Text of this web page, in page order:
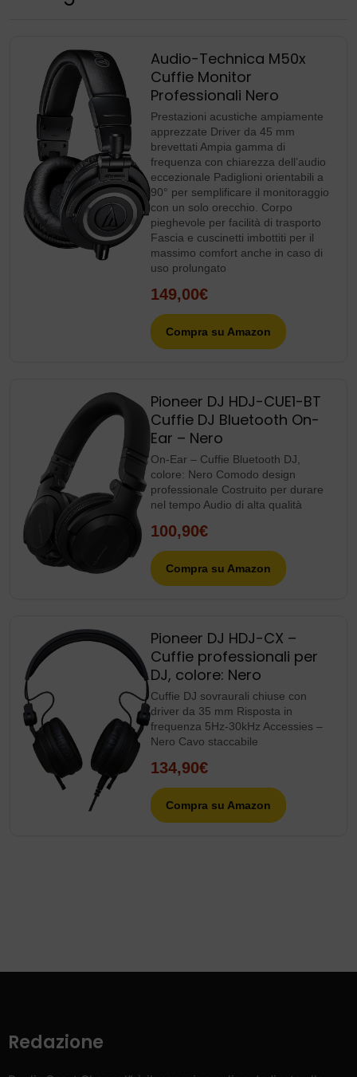
Audio-Technica M50x
Cuffie Monitor
Professionali Nero
Prestazioni acustiche ampiamente
apprezzate Driver da 45 mm
brevettati Ampia gamma di
frequenza con chiarezza dell’audio
eccezionale Padiglioni orientabili a
90° per semplificare il monitoraggio
con un solo orecchio. Corpo
pieghevole per facilità di trasporto
Fascia e cuscinetti imbottiti per il
massimo comfort anche in caso di
uso prolungato
149,00€
Compra su Amazon
Pioneer DJ HDJ-CUE1-BT
Cuffie DJ Bluetooth On-
Ear – Nero
On-Ear – Cuffie Bluetooth DJ,
colore: Nero Comodo design
professionale Costruito per durare
nel tempo Audio di alta qualità
100,90€
Compra su Amazon
Pioneer DJ HDJ-CX –
Cuffie professionali per
DJ, colore: Nero
Cuffie DJ sovraurali chiuse con
driver da 35 mm Risposta in
frequenza 5Hz-30kHz Accessies –
Nero Cavo staccabile
134,90€
Compra su Amazon
Redazione